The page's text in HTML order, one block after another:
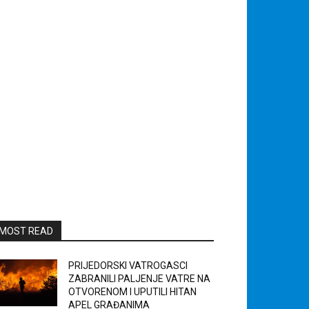
READ
PRIJEDORSKI VATROGASCI
ZABRANILI PALJENJE VATRE NA
OTVORENOM I UPUTILI HITAN
APEL GRAĐANIMA